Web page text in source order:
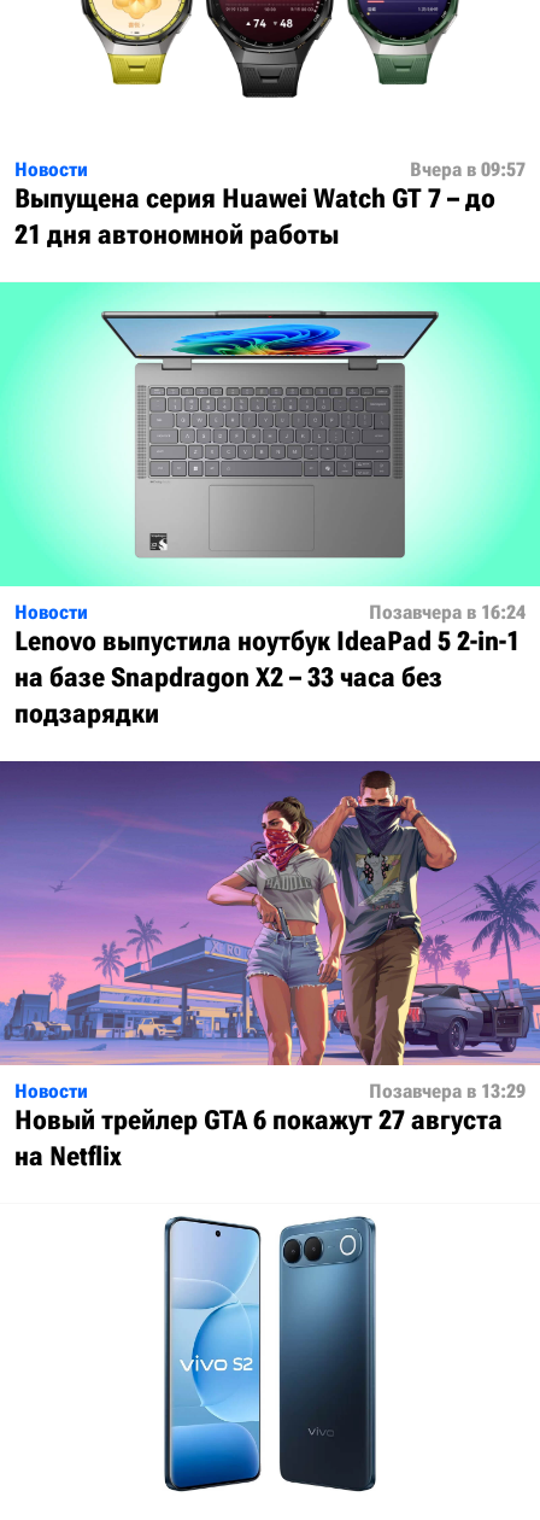
Новости Вчера в 09:57
Выпущена серия Huawei Watch GT 7 – до
21 дня автономной работы
Новости Позавчера в 16:24
Lenovo выпустила ноутбук IdeaPad 5 2-in-1
на базе Snapdragon X2 – 33 часа без
подзарядки
Новости Позавчера в 13:29
Новый трейлер GTA 6 покажут 27 августа
на Netflix